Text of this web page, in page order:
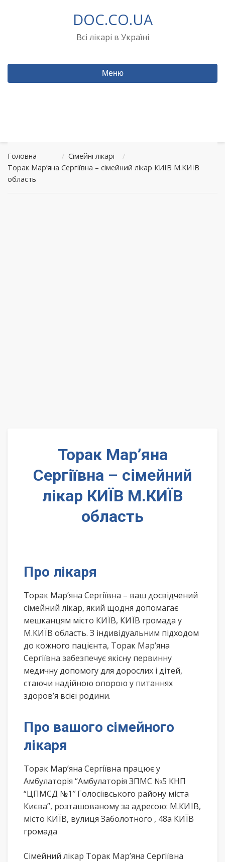
DOC.CO.UA
Всі лікарі в Україні
Меню
Головна / Сімейні лікарі
/
Торак Мар’яна Сергіївна – сімейний лікар КИЇВ М.КИЇВ
область
Торак Мар’яна
Сергіївна – сімейний
лікар КИЇВ М.КИЇВ
область
Про лікаря
Торак Мар’яна Сергіївна – ваш досвідчений
сімейний лікар, який щодня допомагає
мешканцям місто КИЇВ, КИЇВ громада у
М.КИЇВ область. З індивідуальним підходом
до кожного пацієнта, Торак Мар’яна
Сергіївна забезпечує якісну первинну
медичну допомогу для дорослих і дітей,
стаючи надійною опорою у питаннях
здоров’я всієї родини.
Про вашого сімейного
лікаря
Торак Мар’яна Сергіївна працює у
Амбулаторія “Амбулаторія ЗПМС №5 КНП
“ЦПМСД №1″ Голосіївського району міста
Києва”, розташованому за адресою: М.КИЇВ,
місто КИЇВ, вулиця Заболотного , 48а КИЇВ
громада
Сімейний лікар Торак Мар’яна Сергіївна